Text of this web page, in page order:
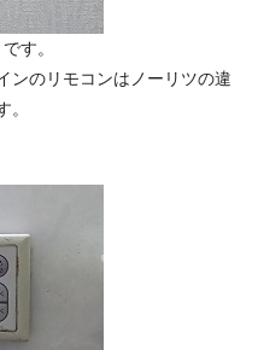
す。
ンのリモコンはノーリツの違
。